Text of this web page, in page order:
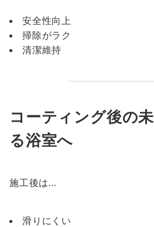
安全性向上
掃除がラク
清潔維持
コーティング後の
る浴室へ
施工後は…
滑りにくい